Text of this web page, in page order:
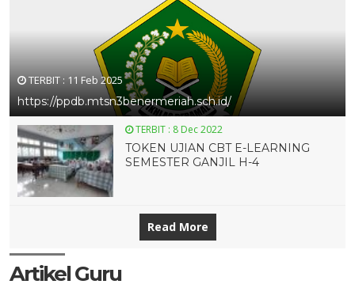
TERBIT : 11 Feb 2025
https://ppdb.mtsn3benermeriah.sch.id/
TERBIT : 8 Dec 2022
TOKEN UJIAN CBT E-LEARNING
SEMESTER GANJIL H-4
Read More
Artikel Guru
16 NOV 2024 16 NOV 2024